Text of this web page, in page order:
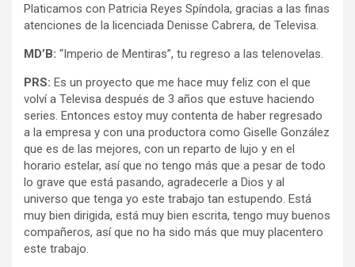
Platicamos con Patricia Reyes Spíndola, gracias a las finas
atenciones de la licenciada Denisse Cabrera, de Televisa.
MD’B: “Imperio de Mentiras”, tu regreso a las telenovelas.
PRS: Es un proyecto que me hace muy feliz con el que
volví a Televisa después de 3 años que estuve haciendo
series. Entonces estoy muy contenta de haber regresado
a la empresa y con una productora como Giselle González
que es de las mejores, con un reparto de lujo y en el
horario estelar, así que no tengo más que a pesar de todo
lo grave que está pasando, agradecerle a Dios y al
universo que tenga yo este trabajo tan estupendo. Está
muy bien dirigida, está muy bien escrita, tengo muy buenos
compañeros, así que no ha sido más que muy placentero
este trabajo.